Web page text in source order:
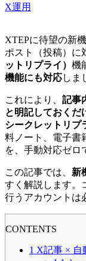
X運用
XTEPに待望の新
ポスト（投稿）に
ットリプライ） 機
機能にも対応しま
これにより、 記事
と明記しておくだ
シークレットリプ
料ノート、電子書
を、手動対応ゼロ
この記事では、 新
すく解説します。
行うアカウントは
CONTENTS
1 X記事 × 自